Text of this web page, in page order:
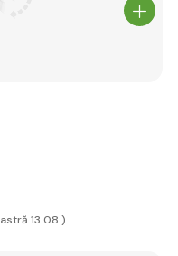
13.08.)